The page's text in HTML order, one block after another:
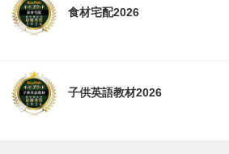
食材宅配2026
子供英語教材2026